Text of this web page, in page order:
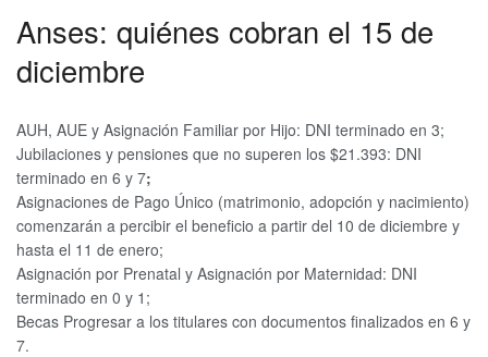
Anses: quiénes cobran el 15 de
diciembre
AUH, AUE y Asignación Familiar por Hijo: DNI terminado en 3;
Jubilaciones y pensiones que no superen los $21.393: DNI
terminado en 6 y 7;
Asignaciones de Pago Único (matrimonio, adopción y nacimiento)
comenzarán a percibir el beneficio a partir del 10 de diciembre y
hasta el 11 de enero;
Asignación por Prenatal y Asignación por Maternidad: DNI
terminado en 0 y 1;
Becas Progresar a los titulares con documentos finalizados en 6 y
7.